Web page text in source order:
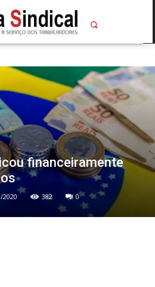
financeiramente
2020 382 0